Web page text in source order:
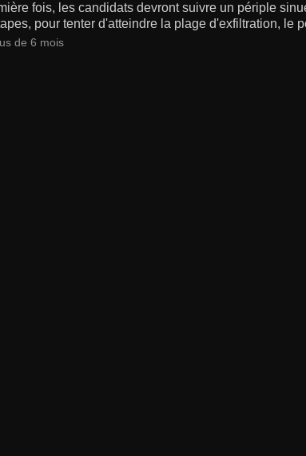
fois, les candidats devront suivre un périple
pour tenter d'atteindre la plage d'exfiltration, le
de 6 mois